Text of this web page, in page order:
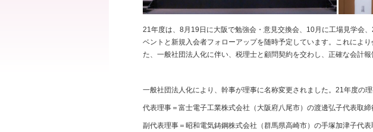
21年度は、8月19日に大阪で勉強会・意見交換会、10月に工場見学会
ベントと新規入会者フォローアップを随時予定しています。これによ
た、一般社団法人化に伴い、税理士と顧問契約を交わし、正確な会計報
一般社団法人化により、幹事が理事に名称変更されました。21年度の
代表理事＝富士電子工業株式会社（大阪府八尾市）の渡邊弘子代表取締
副代表理事＝昭和電気鋳鋼株式会社（群馬県高崎市）の手塚加津子代